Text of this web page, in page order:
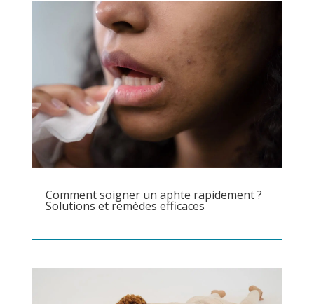
Comment soigner un aphte rapidement ?
Solutions et remèdes efficaces